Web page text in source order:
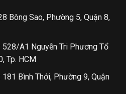
Bông Sao, Phường 5, Quận 8,
528/A1 Nguyễn Tri Phương Tổ
Tp. HCM
Bình Thới, Phường 9, Quận